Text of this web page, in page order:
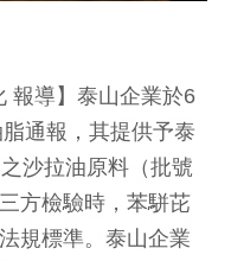
報導】泰山企業於6
通報，其提供予泰
沙拉油原料（批號
方檢驗時，苯駢芘
規標準。泰山企業